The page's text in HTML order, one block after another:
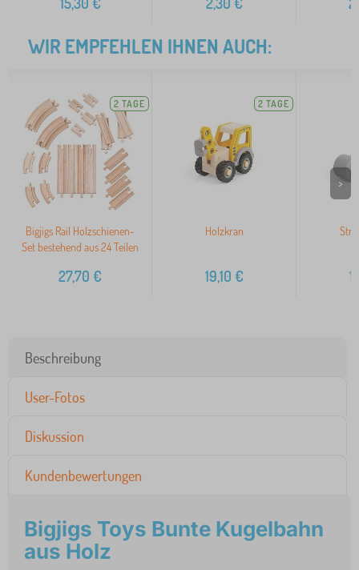
WIR EMPFEHLEN IHNEN AUCH:
2 TAGE
Bigjigs Rail Holzschienen-
Set bestehend aus 24 Teilen
27,70 €
2 TAGE
Holzkran
19,10 €
>
Beschreibung
User-Fotos
Diskussion
Kundenbewertungen
Bigjigs Toys Bunte Kugelbahn
aus Holz